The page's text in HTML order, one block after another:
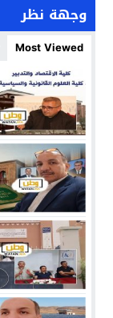
وجهة نظر
Most Viewed